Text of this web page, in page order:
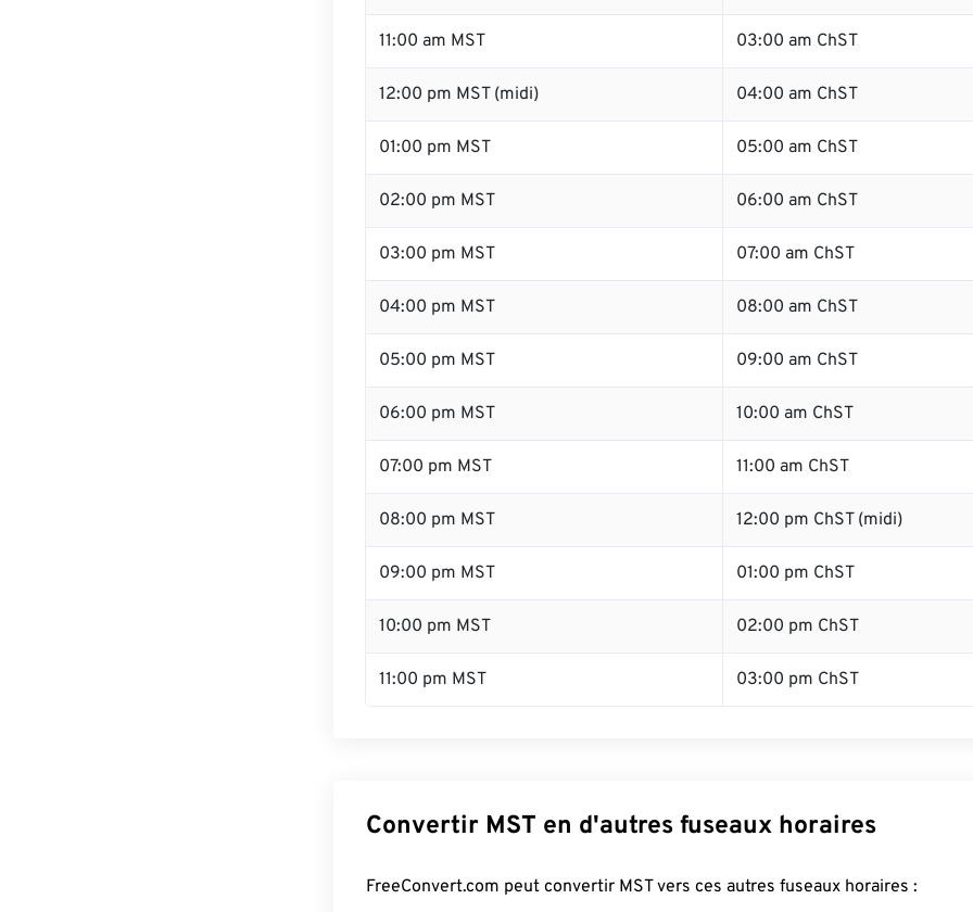
11:00 am MST 03:00 am ChST
12:00 pm MST (midi) 04:00 am ChST
01:00 pm MST 05:00 am ChST
02:00 pm MST 06:00 am ChST
03:00 pm MST 07:00 am ChST
04:00 pm MST 08:00 am ChST
05:00 pm MST 09:00 am ChST
06:00 pm MST 10:00 am ChST
07:00 pm MST 11:00 am ChST
08:00 pm MST 12:00 pm ChST (midi)
09:00 pm MST 01:00 pm ChST
10:00 pm MST 02:00 pm ChST
11:00 pm MST 03:00 pm ChST
Convertir MST en d'autres fuseaux horaires
FreeConvert.com peut convertir MST vers ces autres fuseaux horaires :